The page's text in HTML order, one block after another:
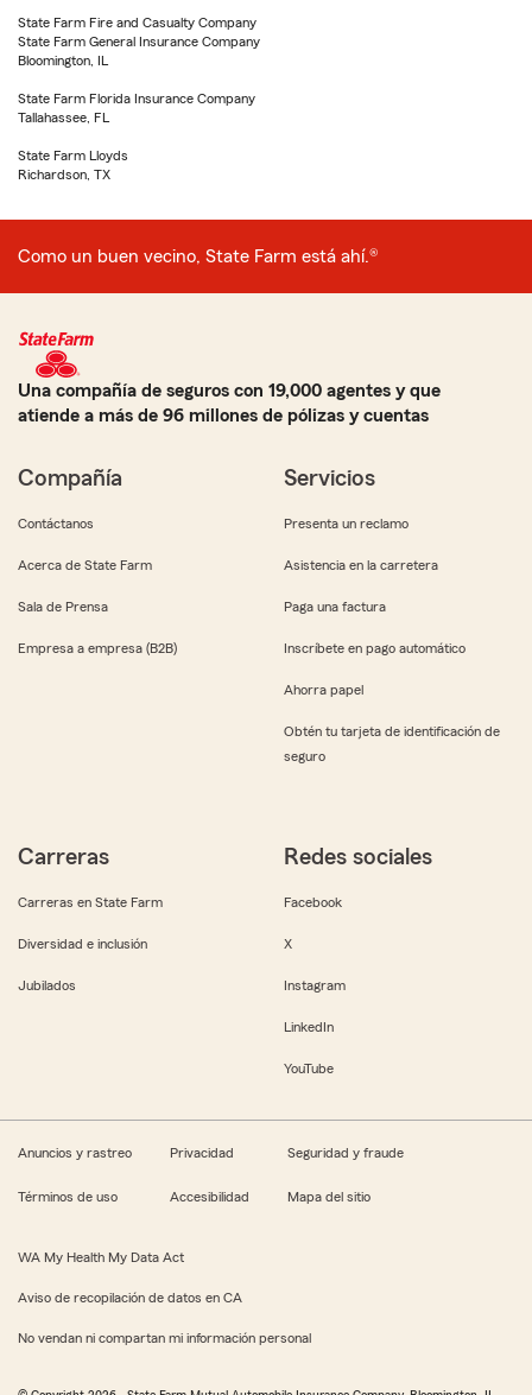
State Farm Fire and Casualty Company
State Farm General Insurance Company
Bloomington, IL
State Farm Florida Insurance Company
Tallahassee, FL
State Farm Lloyds
Richardson, TX
Como un buen vecino, State Farm está ahí.®
Una compañía de seguros con 19,000 agentes y que
atiende a más de 96 millones de pólizas y cuentas
Compañía
Contáctanos
Acerca de State Farm
Sala de Prensa
Empresa a empresa (B2B)
Servicios
Presenta un reclamo
Asistencia en la carretera
Paga una factura
Inscríbete en pago automático
Ahorra papel
Obtén tu tarjeta de identificación de
seguro
Carreras
Carreras en State Farm
Diversidad e inclusión
Jubilados
Redes sociales
Facebook
X
Instagram
LinkedIn
YouTube
Anuncios y rastreo Privacidad Seguridad y fraude
Términos de uso Accesibilidad Mapa del sitio
WA My Health My Data Act
Aviso de recopilación de datos en CA
No vendan ni compartan mi información personal